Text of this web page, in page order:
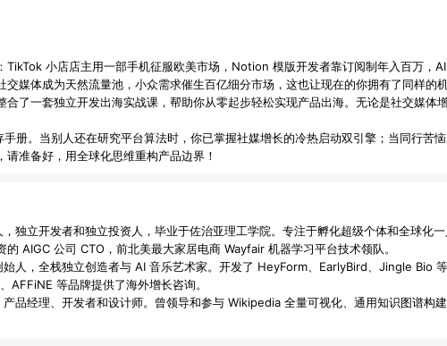
TikTok 小店店主用一部手机征服欧美市场，Notion 模版开发者靠订阅制年入百万
媒体成为天然流量池，小众需求催生百亿细分市场，这也让现在的你拥有了同样的机
了一套独立开发出海实战课，帮助你从零起步轻松实现产品出海。无论是社交媒
册。当别人还在研究平台算法时，你已掌握社媒增长的冷热启动双引擎；当同行苦
准备好，用全球化思维重构产品边界！
独立开发者和独立投资人，毕业于佐治亚理工学院。专注于孵化超级个体和全球化
AIGC 公司 CTO，前北美最大家居电商 Wayfair 机器学习平台技术领队。
人，全栈独立创造者与 AI 音乐艺术家。开发了 HeyForm、EarlyBird、Jingle Bio
等品牌提供了海外增长咨询。
品经理、开发者和设计师。曾领导和参与 Wikipedia 全量可视化、通用知识图谱构